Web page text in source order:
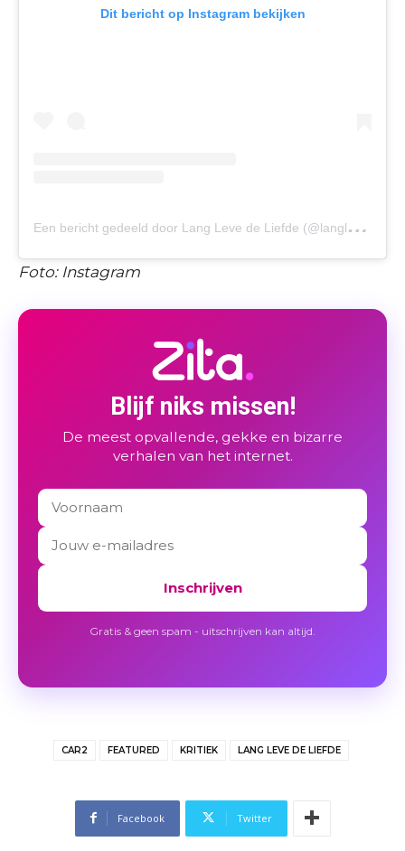
Dit bericht op Instagram bekijken
E
en bericht gedeeld door Lang Leve de Liefde (@langlevedeliefdenl)
Foto: Instagram
Blijf niks missen!
De meest opvallende, gekke en bizarre
verhalen van het internet.
Inschrijven
Gratis & geen spam - uitschrijven kan altijd.
CAR2 FEATURED KRITIEK LANG LEVE DE LIEFDE
Facebook Twitter